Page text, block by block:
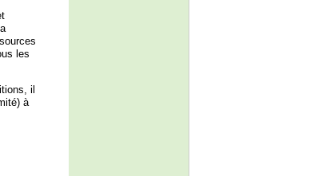
les
il
à